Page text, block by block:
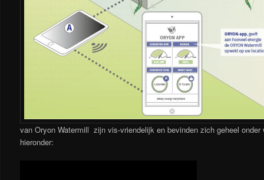
van Oryon Watermill zijn vis-vriendelijk en bevinden zich geheel onder
hieronder: